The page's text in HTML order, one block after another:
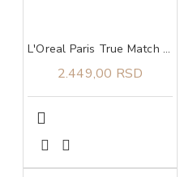
L'Oreal Paris True Match tonirani serum 1-2
2.449,00 RSD